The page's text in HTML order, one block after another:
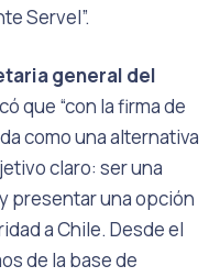
Servel”.
general del
que “con la firma de
como una alternativa
claro: ser una
presentar una opción
a Chile. Desde el
de la base de